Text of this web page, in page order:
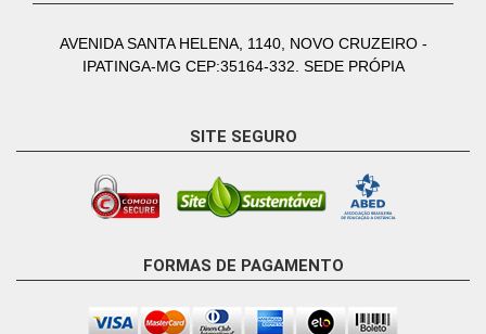
AVENIDA SANTA HELENA, 1140, NOVO CRUZEIRO -
IPATINGA-MG CEP:35164-332. SEDE PRÓPIA
SITE SEGURO
FORMAS DE PAGAMENTO